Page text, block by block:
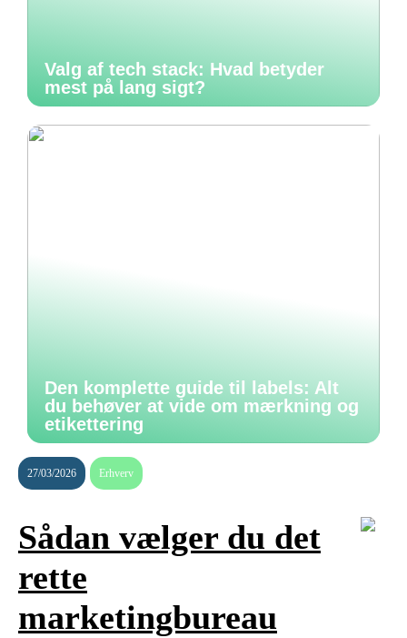
Valg af tech stack: Hvad betyder
mest på lang sigt?
Den komplette guide til labels: Alt
du behøver at vide om mærkning og
etikettering
27/03/2026 Erhverv
Sådan vælger du det
rette
marketingbureau